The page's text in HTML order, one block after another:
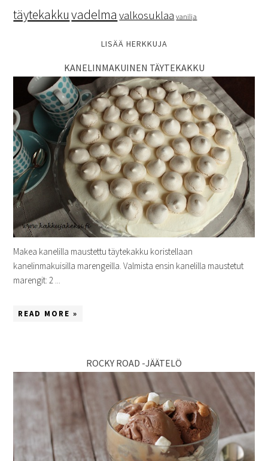
täytekakkuvadelma valkosuklaa vanilja
LISÄÄ HERKKUJA
KANELINMAKUINEN TÄYTEKAKKU
Makea kanelilla maustettu täytekakku koristellaan
kanelinmakuisilla marengeilla. Valmista ensin kanelilla maustetut
marengit: 2 ...
READ MORE »
ROCKY ROAD -JÄÄTELÖ